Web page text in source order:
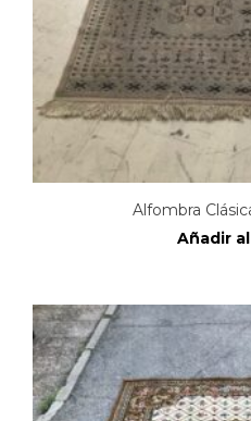
Alfombra
Añadir